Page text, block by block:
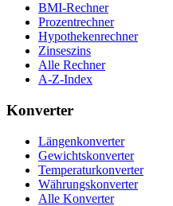
BMI-Rechner
Prozentrechner
Hypothekenrechner
Zinseszins
Alle Rechner
A-Z-Index
Konverter
Längenkonverter
Gewichtskonverter
Temperaturkonverter
Währungskonverter
Alle Konverter